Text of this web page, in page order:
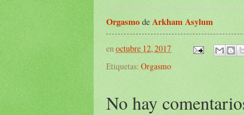
Orgasmo de Arkham Asylum
enoctubre 12, 2017
Etiquetas: Orgasmo
No hay